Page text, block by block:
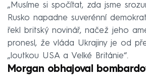
„Musíme si spočítat, zda jsme
Rusko napadne suverénní
řekl britský novinář, načež jeho
pronesl, že vláda Ukrajiny je od
„loutkou USA a Velké Británie“.
Morgan obhajoval